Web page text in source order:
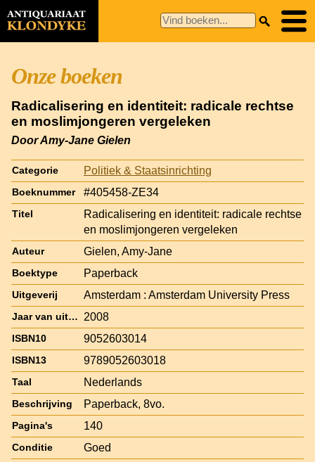
Onze boeken
Radicalisering en identiteit: radicale rechtse
en moslimjongeren vergeleken
Door Amy-Jane Gielen
Categorie Politiek & Staatsinrichting
Boeknummer #405458-ZE34
Titel
Radicalisering en identiteit: radicale rechtse
en moslimjongeren vergeleken
Auteur Gielen, Amy-Jane
Boektype Paperback
Uitgeverij Amsterdam : Amsterdam University Press
Jaar van uitgave 2008
ISBN10 9052603014
ISBN13 9789052603018
Taal Nederlands
Beschrijving Paperback, 8vo.
Pagina's 140
Conditie Goed